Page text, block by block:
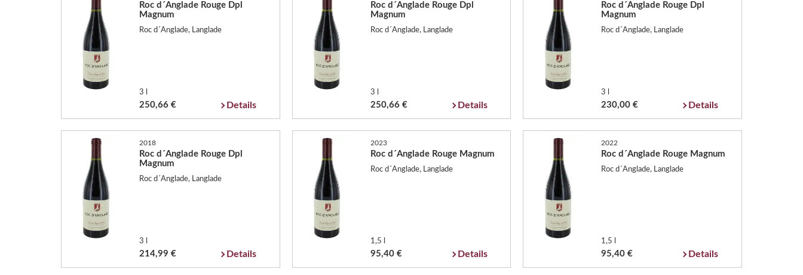
Roc d´Anglade Rouge Dpl
Magnum
Roc d´Anglade, Langlade
3 l
250,66 € Details
Roc d´Anglade Rouge Dpl
Magnum
Roc d´Anglade, Langlade
3 l
250,66 € Details
Roc d´Anglade Rouge Dpl
Magnum
Roc d´Anglade, Langlade
3 l
230,00 € Details
2018
Roc d´Anglade Rouge Dpl
Magnum
Roc d´Anglade, Langlade
3 l
214,99 € Details
2023
Roc d´Anglade Rouge Magnum
Roc d´Anglade, Langlade
1,5 l
95,40 € Details
2022
Roc d´Anglade Rouge Magnum
Roc d´Anglade, Langlade
1,5 l
95,40 € Details